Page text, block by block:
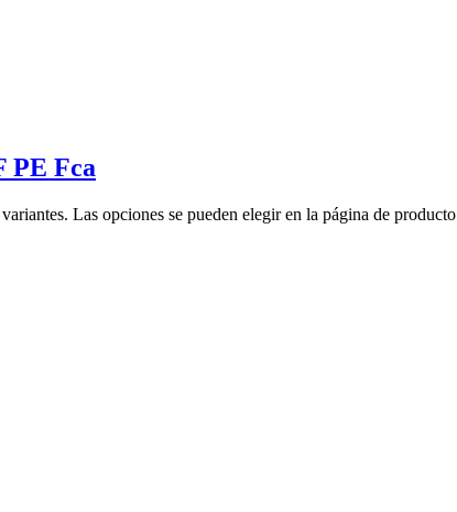
PE Fca
Las opciones se pueden elegir en la página de producto